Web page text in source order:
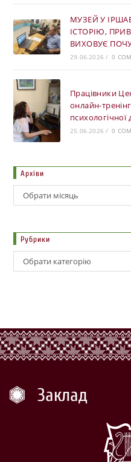
МУЗЕЙ У
ІСТОРІЮ,
ВИХОВУЄ
29.06.2026 / 0
Працівники
онлайн-
25.06.2026 / 0
Архіви
Обрати місяць
Рубрики
Обрати категорію
Заклад